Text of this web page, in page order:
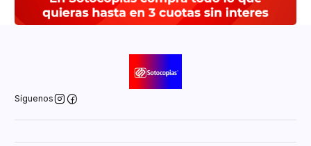
Síguenos